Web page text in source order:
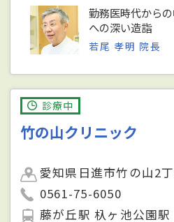
勤務医時代から
への深い造詣
若尾 孝明 院長
診療中
竹の山クリニック
愛知県日進市竹の山2
0561-75-6050
藤が丘駅 杁ヶ池公園駅